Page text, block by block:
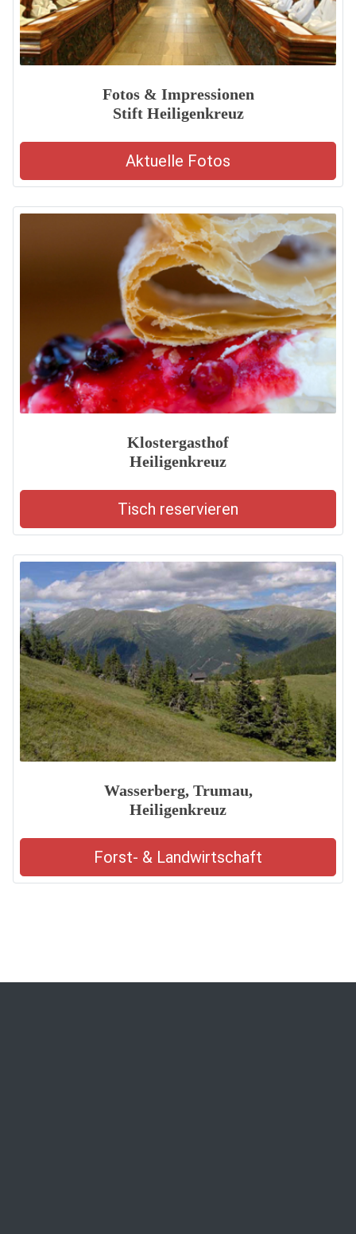
Fotos & Impressionen
Stift Heiligenkreuz
Aktuelle Fotos
Klostergasthof
Heiligenkreuz
Tisch reservieren
Wasserberg, Trumau,
Heiligenkreuz
Forst- & Landwirtschaft